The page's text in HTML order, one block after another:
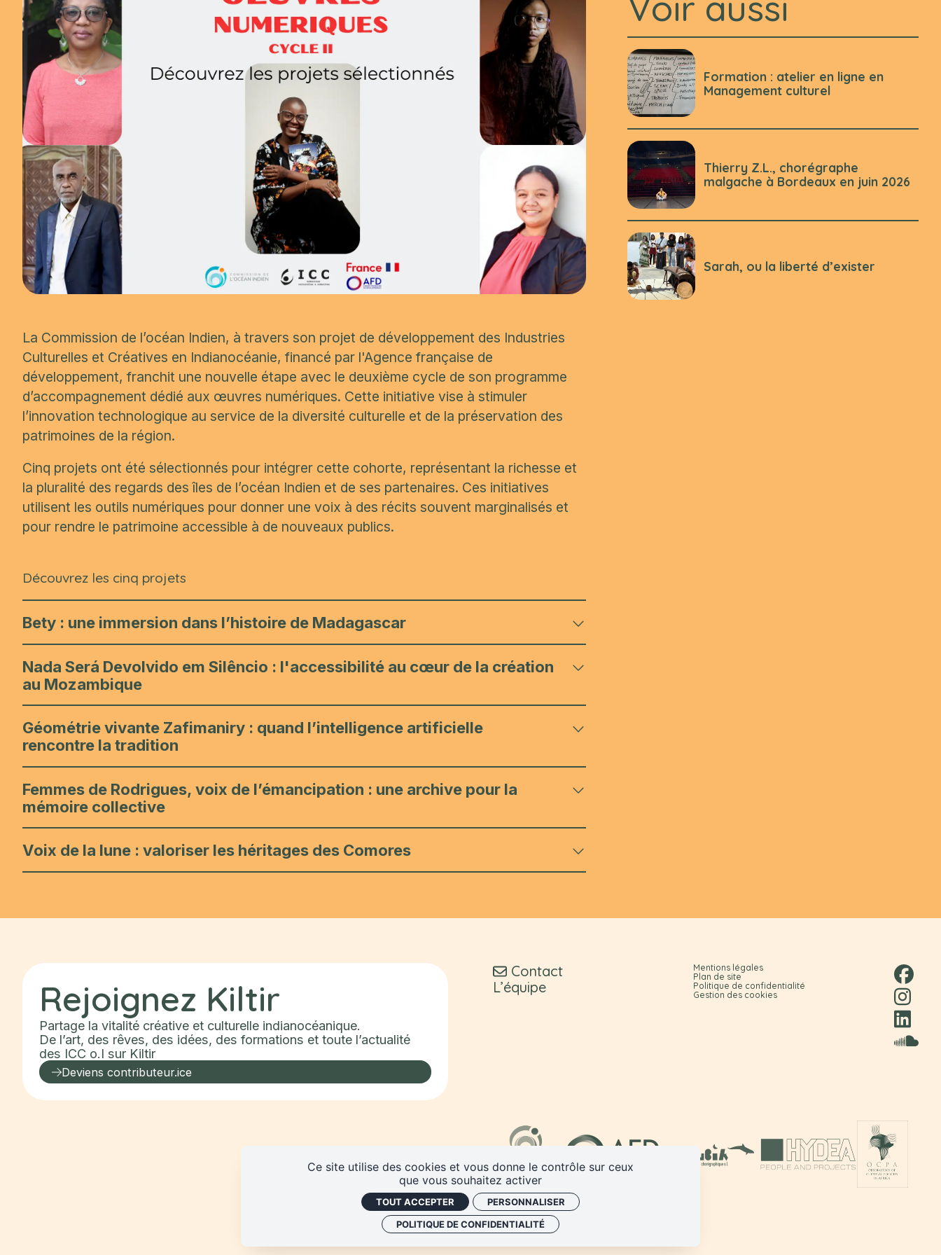
Ce site utilise des cookies et vous donne le contrôle sur ceux
que vous souhaitez activer
TOUT ACCEPTER
PERSONNALISER
POLITIQUE DE CONFIDENTIALITÉ
La Commission de l’océan Indien, à travers son projet de développement des Industries
Culturelles et Créatives en Indianocéanie, financé par l'Agence française de
développement, franchit une nouvelle étape avec le deuxième cycle de son programme
d’accompagnement dédié aux œuvres numériques. Cette initiative vise à stimuler
l’innovation technologique au service de la diversité culturelle et de la préservation des
patrimoines de la région.
Cinq projets ont été sélectionnés pour intégrer cette cohorte, représentant la richesse et
la pluralité des regards des îles de l’océan Indien et de ses partenaires. Ces initiatives
utilisent les outils numériques pour donner une voix à des récits souvent marginalisés et
pour rendre le patrimoine accessible à de nouveaux publics.
Découvrez les cinq projets
Bety : une immersion dans l’histoire de Madagascar
Nada Será Devolvido em Silêncio : l'accessibilité au cœur de la création
au Mozambique
Géométrie vivante Zafimaniry : quand l’intelligence artificielle
rencontre la tradition
Femmes de Rodrigues, voix de l’émancipation : une archive pour la
mémoire collective
Voix de la lune : valoriser les héritages des Comores
Formation : atelier en ligne en
Management culturel
Thierry Z.L., chorégraphe
malgache à Bordeaux en juin 2026
Sarah, ou la liberté d’exister
Rejoignez Kiltir
Partage la vitalité créative et culturelle indianocéanique.
De l’art, des rêves, des idées, des formations et toute l’actualité
des ICC o.I sur Kiltir
Deviens contributeur.ice
Contact
L’équipe
Mentions légales
Plan de site
Politique de confidentialité
Gestion des cookies